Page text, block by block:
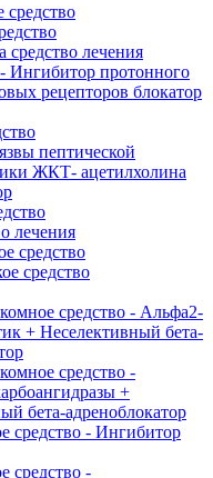
средство
средство лечения
Ингибитор протонного
рецепторов блокатор
пептической
ЖКТ- ацетилхолина
лечения
средство
средство
средство - Альфа2-
+ Неселективный бета-
средство -
+
бета-адреноблокатор
средство - Ингибитор
средство -